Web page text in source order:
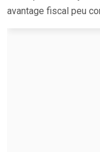
avantage fiscal peu